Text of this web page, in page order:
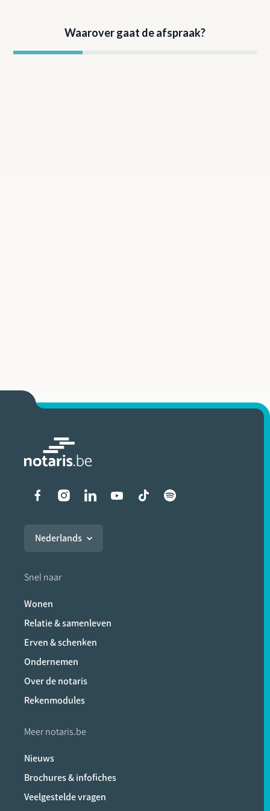
Liens vers les réseaux
Nederlands
Snel naar
Wonen
Relatie & samenleven
Erven & schenken
Ondernemen
Over de notaris
Rekenmodules
Meer notaris.be
Nieuws
Brochures & infofiches
Veelgestelde vragen